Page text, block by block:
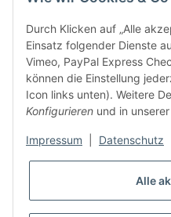
Durch Klicken auf „Alle
Einsatz folgender Dienste
Vimeo, PayPal Express
können die Einstellung
Icon links unten). Weitere
Konfigurieren und in unserer
Impressum Datenschutz
Alle
Gesetzliche Informationen
* Alle Preise inkl.